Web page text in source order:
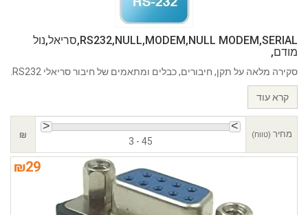
RS232,NULL,MODEM,NULL MODEM,SERIAL,סריאל,נול
מודם,
סקירה מלאה על תקן, חיבורים, כבלים ומתאמים של חיבור סריאלי RS232.
קרא עוד
מחיר (טווח)
3 - 45
₪
₪29